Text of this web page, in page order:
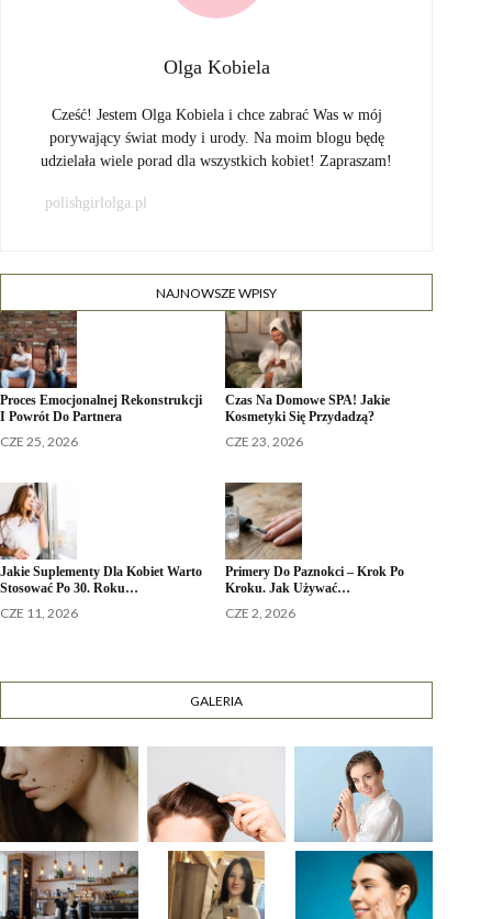
Olga Kobiela
Cześć! Jestem Olga Kobiela i chce zabrać Was w mój
porywający świat mody i urody. Na moim blogu będę
udzielała wiele porad dla wszystkich kobiet! Zapraszam!
polishgirlolga.pl
NAJNOWSZE WPISY
Proces Emocjonalnej Rekonstrukcji
I Powrót Do Partnera
CZE 25, 2026
Czas Na Domowe SPA! Jakie
Kosmetyki Się Przydadzą?
CZE 23, 2026
Jakie Suplementy Dla Kobiet Warto
Stosować Po 30. Roku…
CZE 11, 2026
Primery Do Paznokci – Krok Po
Kroku. Jak Używać…
CZE 2, 2026
GALERIA